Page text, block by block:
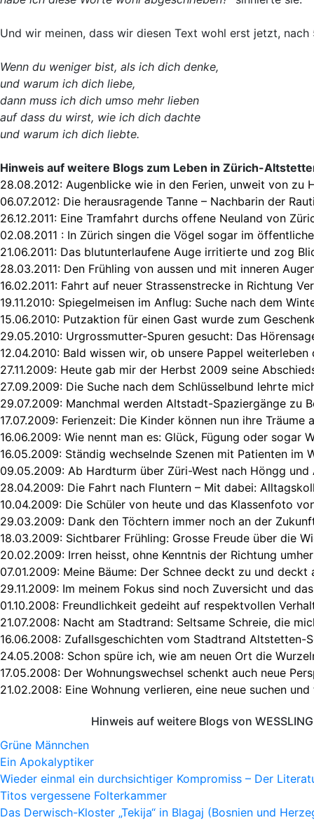
Und wir meinen, dass wir diesen Text wohl erst jetzt,
Wenn du weniger bist, als ich dich denke,
und warum ich dich liebe,
dann muss ich dich umso mehr lieben
auf dass du wirst, wie ich dich dachte
und warum ich dich liebte.
Hinweis auf weitere Blogs zum Leben in Zürich-
28.08.2012: Augenblicke wie in den Ferien, unweit von zu
06.07.2012: Die herausragende Tanne – Nachbarin der
26.12.2011: Eine Tramfahrt durchs offene Neuland von
02.08.2011 : In Zürich singen die Vögel sogar im
21.06.2011: Das blutunterlaufene Auge irritierte und zog
28.03.2011: Den Frühling von aussen und mit inneren
16.02.2011: Fahrt auf neuer Strassenstrecke in Richtung
19.11.2010: Spiegelmeisen im Anflug: Suche nach dem
15.06.2010: Putzaktion für einen Gast wurde zum
29.05.2010: Urgrossmutter-Spuren gesucht: Das
12.04.2010: Bald wissen wir, ob unsere Pappel weiterleben
27.11.2009: Heute gab mir der Herbst 2009 seine
27.09.2009: Die Suche nach dem Schlüsselbund lehrte
29.07.2009: Manchmal werden Altstadt-Spaziergänge zu
17.07.2009: Ferienzeit: Die Kinder können nun ihre Träume
16.06.2009: Wie nennt man es: Glück, Fügung oder sogar
16.05.2009: Ständig wechselnde Szenen mit Patienten im
09.05.2009: Ab Hardturm über Züri-West nach Höngg
28.04.2009: Die Fahrt nach Fluntern – Mit dabei:
10.04.2009: Die Schüler von heute und das Klassenfoto
29.03.2009: Dank den Töchtern immer noch an der
18.03.2009: Sichtbarer Frühling: Grosse Freude über die
20.02.2009: Irren heisst, ohne Kenntnis der Richtung
07.01.2009: Meine Bäume: Der Schnee deckt zu und deckt
29.11.2009: Im meinem Fokus sind noch Zuversicht und
01.10.2008: Freundlichkeit gedeiht auf respektvollen
21.07.2008: Nacht am Stadtrand: Seltsame Schreie, die
16.06.2008: Zufallsgeschichten vom Stadtrand Altstetten-
24.05.2008: Schon spüre ich, wie am neuen Ort die
17.05.2008: Der Wohnungswechsel schenkt auch neue
21.02.2008: Eine Wohnung verlieren, eine neue suchen
Hinweis auf weitere Blogs von
Grüne Männchen
Ein Apokalyptiker
Wieder einmal ein durchsichtiger Kompromiss – Der
Titos vergessene Folterkammer
Das Derwisch-Kloster „Tekija“ in Blagaj (Bosnien und